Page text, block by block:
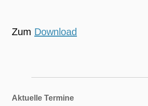
Zum Download
Aktuelle Termine